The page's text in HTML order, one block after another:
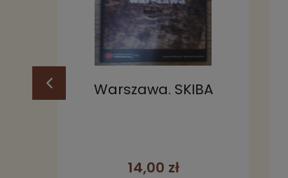
Warszawa. SKIBA
14,00 zł